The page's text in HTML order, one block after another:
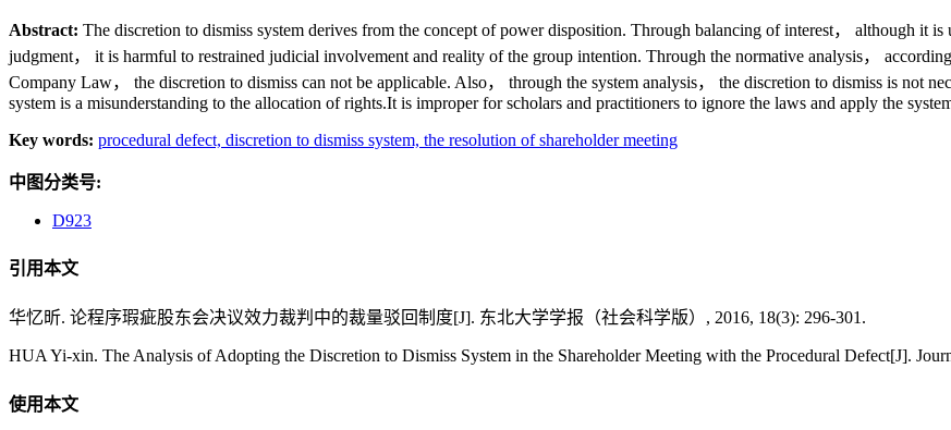
Abstract: The discretion to dismiss system derives from the concept of power disposition. Through balancing of interest， although it
judgment， it is harmful to restrained judicial involvement and reality of the group intention. Through the normative analysis，
Company Law， the discretion to dismiss can not be applicable. Also， through the system analysis， the discretion to dismiss is not
system is a misunderstanding to the allocation of rights.It is improper for scholars and practitioners to ignore the laws and apply the
Key words: procedural defect, discretion to dismiss system, the resolution of shareholder meeting
中图分类号:
D923
引用本文
华忆昕. 论程序瑕疵股东会决议效力裁判中的裁量驳回制度[J]. 东北大学学报（社会科学版）, 2016, 18(3): 296-301.
HUA Yi-xin. The Analysis of Adopting the Discretion to Dismiss System in the Shareholder Meeting with the Procedural Defect[J].
使用本文